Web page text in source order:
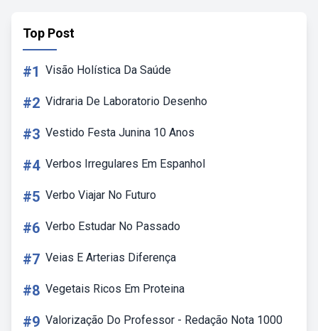
Top Post
#1 Visão Holística Da Saúde
#2 Vidraria De Laboratorio Desenho
#3 Vestido Festa Junina 10 Anos
#4 Verbos Irregulares Em Espanhol
#5 Verbo Viajar No Futuro
#6 Verbo Estudar No Passado
#7 Veias E Arterias Diferença
#8 Vegetais Ricos Em Proteina
#9 Valorização Do Professor - Redação Nota 1000